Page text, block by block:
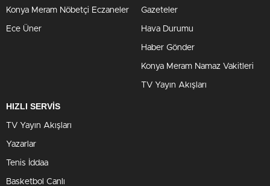
Konya Meram Nöbetçi Eczaneler
Ece Üner
Gazeteler
Hava Durumu
Haber Gönder
Konya Meram Namaz Vakitleri
TV Yayın Akışları
HIZLI SERVİS
TV Yayın Akışları
Yazarlar
Tenis İddaa
Basketbol Canlı